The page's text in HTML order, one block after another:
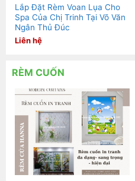
Lắp Đặt Rèm Voan Lụa Cho
Spa Của Chị Trinh Tại Võ Văn
Ngân Thủ Đúc
Liên hệ
RÈM CUỐN